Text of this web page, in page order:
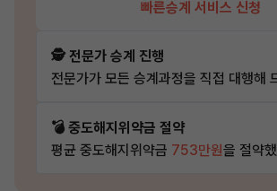
빠른승계 서비스 신청
🕵️ 전문가 승계 진행
전문가가 모든 승계과정을 직접 대행해
💣 중도해지위약금 절약
평균 중도해지위약금 753만원을 절약